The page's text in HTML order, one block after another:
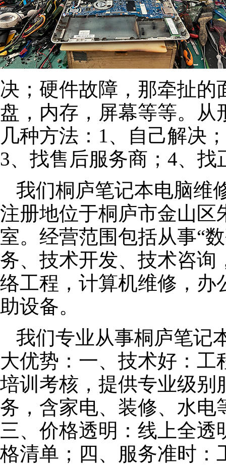
决；硬件故障，那牵扯的
盘，内存，屏幕等等。从
几种方法：1、自己解决
3、找售后服务商；4、找
我们桐庐笔记本电脑维
注册地位于桐庐市金山区
室。经营范围包括从事“
务、技术开发、技术咨询
络工程，计算机维修，办
助设备。
我们专业从事桐庐笔记
大优势：一、技术好：
培训考核，提供专业级别
务，含家电、装修、水电
三、价格透明：线上全
格清单；四、服务准时：